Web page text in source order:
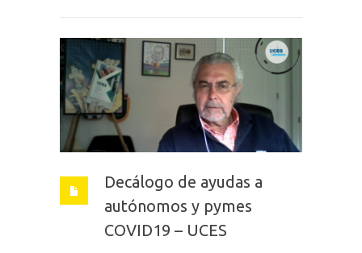
Decálogo de ayudas a
autónomos y pymes
COVID19 – UCES